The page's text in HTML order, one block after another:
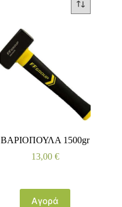
ΒΑΡΙΟΠΟΥΛΑ 1500gr
13,00 €
Αγορά